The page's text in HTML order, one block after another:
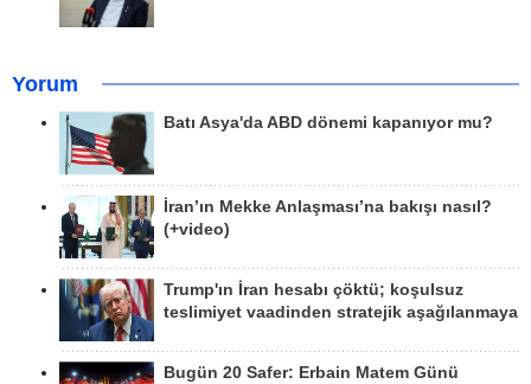
Yorum
Batı Asya'da ABD dönemi kapanıyor mu?
İran’ın Mekke Anlaşması’na bakışı nasıl?
(+video)
Trump'ın İran hesabı çöktü; koşulsuz
teslimiyet vaadinden stratejik aşağılanmaya
Bugün 20 Safer: Erbain Matem Günü